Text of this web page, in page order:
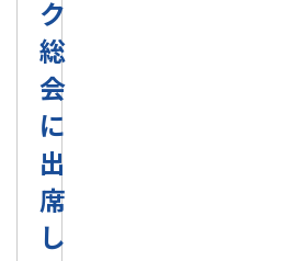
ク
総
会
に
出
席
し